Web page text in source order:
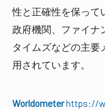
性と正確性を保って
政府機関、ファイナ
タイムズなどの主要
用されています。
Worldometerhttps://